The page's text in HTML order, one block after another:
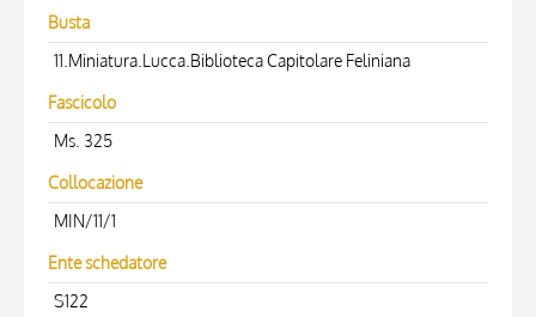
Busta
11.Miniatura.Lucca.Biblioteca Capitolare Feliniana
Fascicolo
Ms. 325
Collocazione
MIN/11/1
Ente schedatore
S122